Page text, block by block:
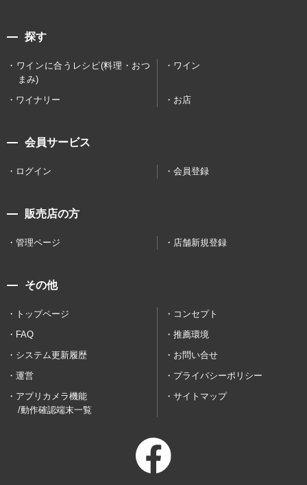
探す
ワインに合うレシピ(料理・おつ
まみ)
ワイン
ワイナリー お店
会員サービス
ログイン 会員登録
販売店の方
管理ページ 店舗新規登録
その他
トップページ
コンセプト
FAQ
推薦環境
システム更新履歴
お問い合せ
運営
プライバシーポリシー
アプリカメラ機能
/動作確認端末一覧
サイトマップ